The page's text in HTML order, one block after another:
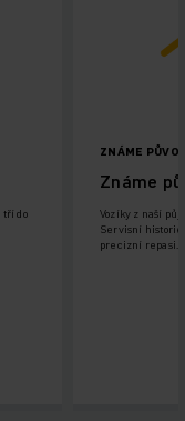
tří do
ZNÁME
Známe
Vozíky z naší
Servisní
precizní repasi.